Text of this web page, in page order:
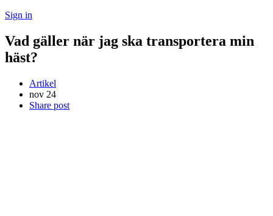
Sign in
Vad gäller när jag ska transportera min
häst?
Artikel
nov 24
Share post